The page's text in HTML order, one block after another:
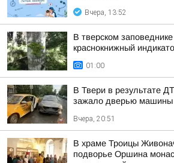
Вчера, 13:52
В тверском
краснокнижный
01:00
В Твери в результате
зажало дверью машины
Вчера, 20:51
В храме Троицы
подворье Оршина